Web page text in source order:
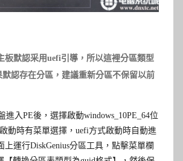
板默認采用uefi引導，所以這裡分區類型
認存在分區，建議重新分區不保留以前
進入 PE後，選擇啟動windows_10PE_64位
動時有菜單選擇，uefi方式啟動時自動進
上運行DiskGenius分區工具，點擊菜單欄